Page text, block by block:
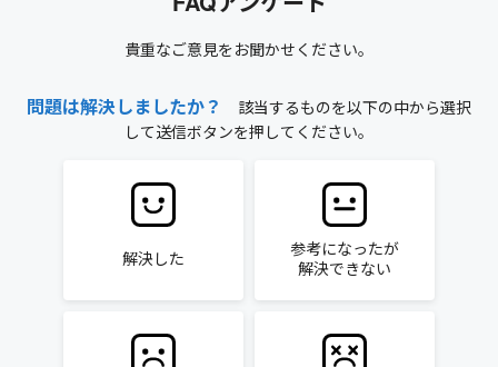
貴重なご意見をお聞かせください。
問題は解決しましたか？
該当するものを以下の中から選択
して送信ボタンを押してください。
解決した
参考になったが
解決できない